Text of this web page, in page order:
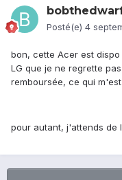
Posté(e) 4
bon, cette Acer est
LG que je ne regrette
remboursée, ce qui
pour autant, j'attends de